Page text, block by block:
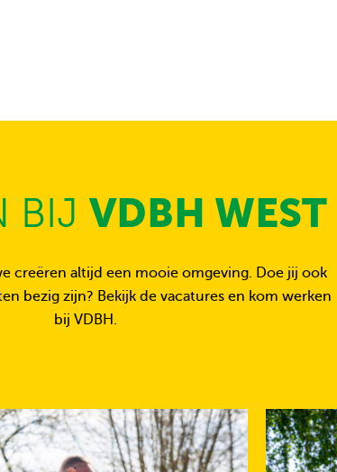
BIJVDBH WEST
creëren altijd een mooie omgeving. Doe jij ook
bezig zijn? Bekijk de vacatures en kom werken
bij VDBH.